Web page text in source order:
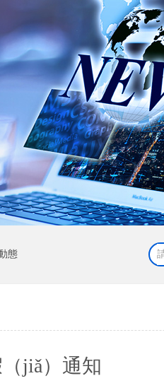
態
jiǎ）通知